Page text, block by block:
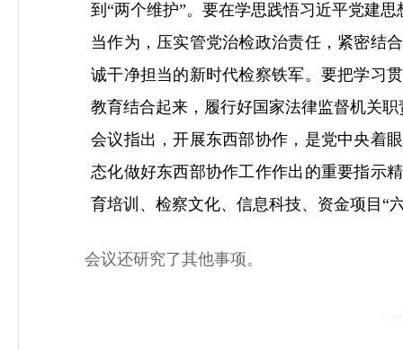
到“两个维护”。要在学思践悟习近平党建
当作为，压实管党治检政治责任，紧密结
诚干净担当的新时代检察铁军。要把学习
教育结合起来，履行好国家法律监督机关
会议指出，开展东西部协作，是党中央着
态化做好东西部协作工作作出的重要指示
育培训、检察文化、信息科技、资金项目“
会议还研究了其他事项。